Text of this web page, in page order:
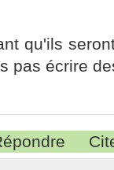
qu'ils
pas écrire